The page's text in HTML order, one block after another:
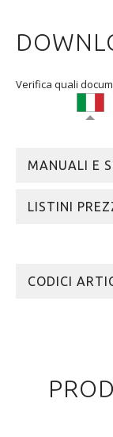
Verifica quali
MANUALI E
LISTINI
CODICI